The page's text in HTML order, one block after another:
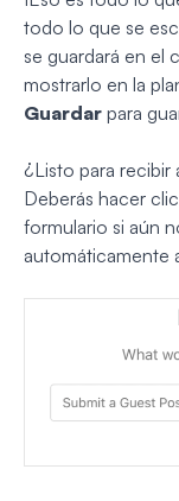
todo lo que se
se guardará en el
mostrarlo en la
Guardar para
¿Listo para recibir
Deberás hacer
formulario si aún
automáticamente